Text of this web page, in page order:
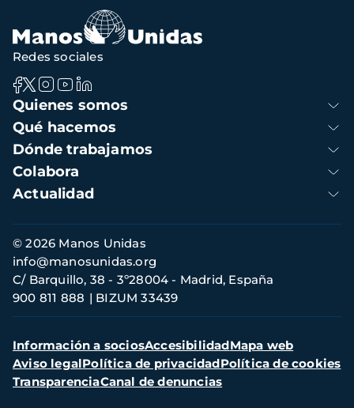
Navegación
principal
Quienes somos
Qué hacemos
Dónde trabajamos
Colabora
Actualidad
Redes sociales
Información
de
contacto
© 2026 Manos Unidas
C/ Barquillo, 38 - 3º28004 - Madrid, España
900 811 888
BIZUM 33439
info@manosunidas.org
Menú
secundario
Información a sociosAccesibilidadMapa web
Aviso legalPolítica de privacidadPolítica de cookies
TransparenciaCanal de denuncias